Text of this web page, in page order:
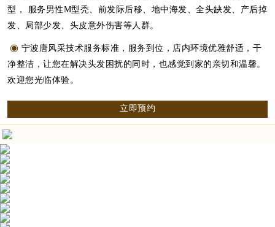
型， 服务男性M型秃、前发际后移、地中海发、全头缺发、产后掉
发、局部少发、头皮意外伤害等人群。
◉ 宁波唐风采技术服务标准，服务到位，店内环境优雅舒适，干
净整洁，让您在解决头发困扰的同时，也感觉到家的亲切和温馨。
欢迎您光临体验。
立即预约